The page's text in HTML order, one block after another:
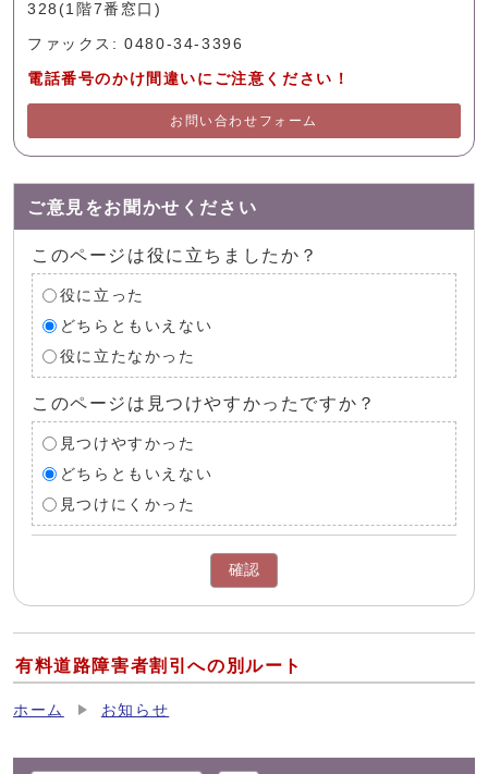
328(1階7番窓口)
ファックス: 0480-34-3396
電話番号のかけ間違いにご注意ください！
お問い合わせフォーム
ご意見をお聞かせください
このページは役に立ちましたか？
役に立った
どちらともいえない
役に立たなかった
このページは見つけやすかったですか？
見つけやすかった
どちらともいえない
見つけにくかった
確認
有料道路障害者割引への別ルート
ホーム お知らせ